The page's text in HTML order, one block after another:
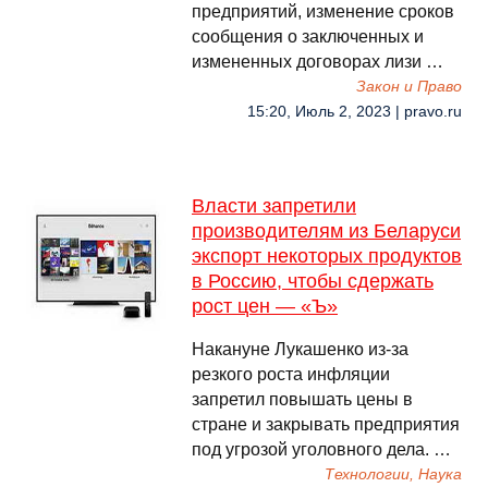
предприятий, изменение сроков
сообщения о заключенных и
измененных договорах лизи …
Закон и Право
15:20, Июль 2, 2023 | pravo.ru
Власти запретили
производителям из Беларуси
экспорт некоторых продуктов
в Россию, чтобы сдержать
рост цен — «Ъ»
Накануне Лукашенко из-за
резкого роста инфляции
запретил повышать цены в
стране и закрывать предприятия
под угрозой уголовного дела. …
Технологии, Наука